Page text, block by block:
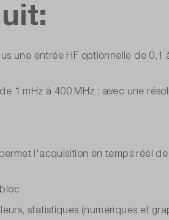
une entrée HF optionnelle de
1 mHz à 400 MHz ; avec une
l'acquisition en temps réel
statistiques (numériques et